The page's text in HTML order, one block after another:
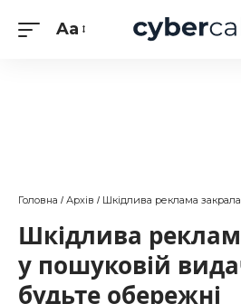
Aa
Головна / Архів / Шкідлива реклама закралася у
Шкідлива
у пошуковій
будьте обережні